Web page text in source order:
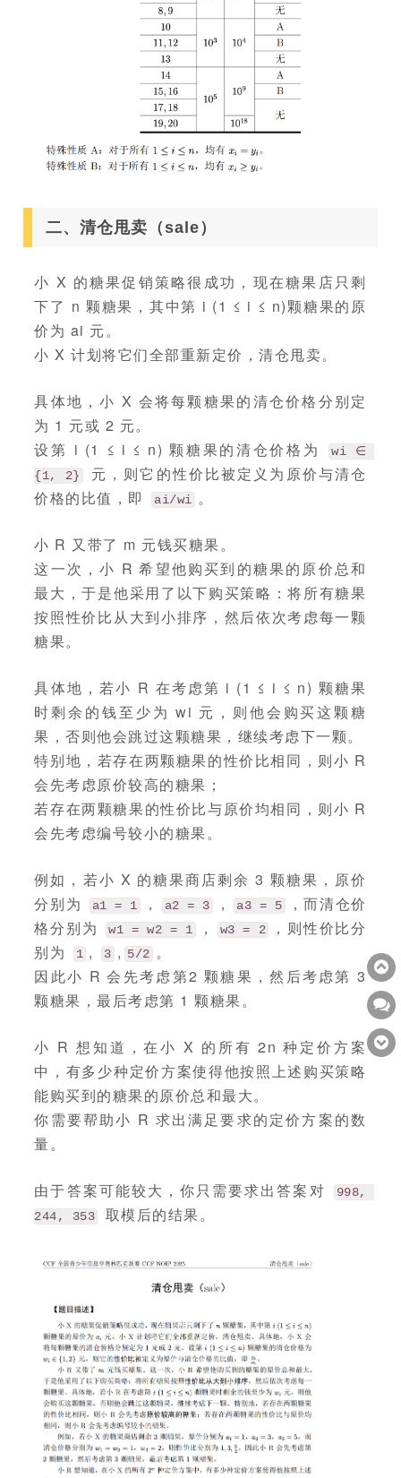
二、清仓甩卖（sale）
小 X 的糖果促销策略很成功，现在糖果店只剩
下了 n 颗糖果，其中第 i (1 ≤ i ≤ n)颗糖果的原
价为 ai 元。
小 X 计划将它们全部重新定价，清仓甩卖。
具体地，小 X 会将每颗糖果的清仓价格分别定
为 1 元或 2 元。
设第 i (1 ≤ i ≤ n) 颗糖果的清仓价格为
wi ∈
{1, 2}
元，则它的性价比被定义为原价与清仓
价格的比值，即
ai/wi 。
小 R 又带了 m 元钱买糖果。
这一次，小 R 希望他购买到的糖果的原价总和
最大，于是他采用了以下购买策略：将所有糖果
按照性价比从大到小排序，然后依次考虑每一颗
糖果。
具体地，若小 R 在考虑第 i (1 ≤ i ≤ n) 颗糖果
时剩余的钱至少为 wi 元，则他会购买这颗糖
果，否则他会跳过这颗糖果，继续考虑下一颗。
特别地，若存在两颗糖果的性价比相同，则小 R
会先考虑原价较高的糖果；
若存在两颗糖果的性价比与原价均相同，则小 R
会先考虑编号较小的糖果。
例如，若小 X 的糖果商店剩余 3 颗糖果，原价
分别为
a1 = 1 ， a2 = 3 ， a3 = 5
，而清仓价
格分别为
w1 = w2 = 1 ， w3 = 2
，则性价比分
别为
1 , 3 , 5/2 。
因此小 R 会先考虑第2 颗糖果，然后考虑第 3
颗糖果，最后考虑第 1 颗糖果。
小 R 想知道，在小 X 的所有 2n 种定价方案
中，有多少种定价方案使得他按照上述购买策略
能购买到的糖果的原价总和最大。
你需要帮助小 R 求出满足要求的定价方案的数
量。
由于答案可能较大，你只需要求出答案对
998,
244, 353
取模后的结果。